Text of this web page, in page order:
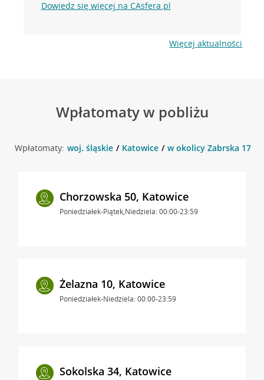
Dowiedz się więcej na CAsfera.pl
Więcej aktualności
Wpłatomaty w pobliżu
Wpłatomaty: woj. śląskie Katowice w okolicy Zabrska 17 ,
Chorzowska 50, Katowice
Poniedziałek-Piątek,Niedziela: 00:00-23:59
Żelazna 10, Katowice
Poniedziałek-Niedziela: 00:00-23:59
Sokolska 34, Katowice